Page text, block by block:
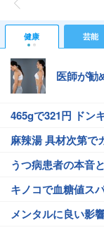
健康 芸能
医師が勧
465gで321円 ドン
麻辣湯 具材次第で
うつ病患者の本音
キノコで血糖値ス
メンタルに良い影